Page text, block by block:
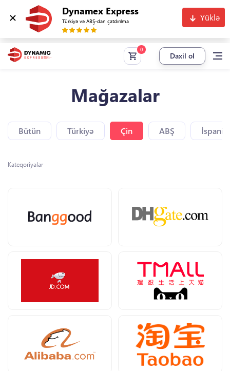
Dynamex Express
Türkiyə və ABŞ-dan çatdırılma Yüklə
Daxil ol
Mağazalar
Bütün Türkiyə Çin ABŞ
Kateqoriyalar